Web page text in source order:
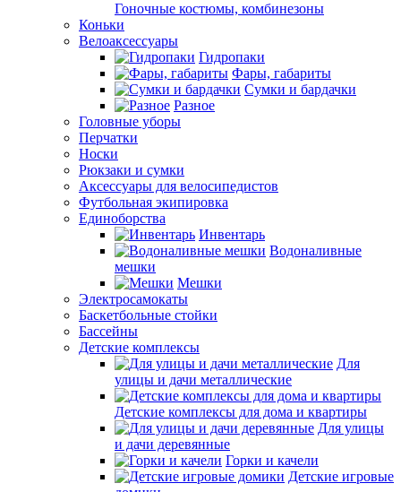
Гоночные костюмы, комбинезоны
Коньки
Велоаксессуары
Гидропаки
Фары, габариты
Сумки и бардачки
Разное
Головные уборы
Перчатки
Носки
Рюкзаки и сумки
Аксессуары для велосипедистов
Футбольная экипировка
Единоборства
Инвентарь
Водоналивные
мешки
Мешки
Электросамокаты
Баскетбольные стойки
Бассейны
Детские комплексы
Для
улицы и дачи металлические
Детские комплексы для дома и квартиры
Для улицы
и дачи деревянные
Горки и качели
Детские игровые